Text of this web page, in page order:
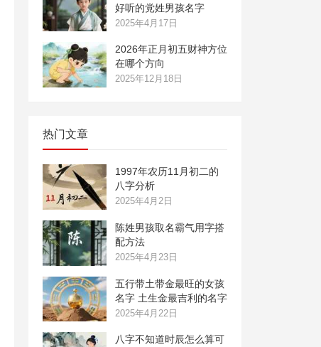
好听的党姓男孩名字
2025年4月17日
2026年正月初五财神方位
在哪个方向
2025年12月18日
热门文章
1997年农历11月初二的
八字分析
2025年4月2日
陈姓男孩取名霸气用字搭
配方法
2025年4月23日
五行带土带金最旺的女孩
名字 土生金最吉利的名字
2025年4月22日
八字不知道时辰怎么算可